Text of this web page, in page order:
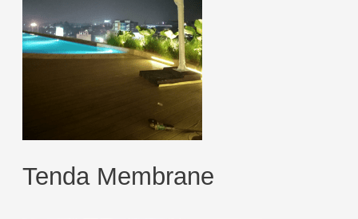
Tenda Membrane